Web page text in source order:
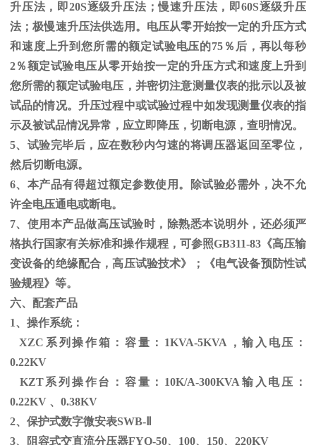
升压法，即20S逐级升压法；慢速升压法，即60S逐级升压
法；极慢速升压法供选用。电压从零开始按一定的升压方式
和速度上升到您所需的额定试验电压的75 ％后，再以每秒
2％额定试验电压从零开始按一定的升压方式和速度上升到
您所需的额定试验电压，并密切注意测量仪表的批示以及被
试品的情况。升压过程中或试验过程中如发现测量仪表的指
示及被试品情况异常，应立即降压，切断电源，查明情况。
5、试验完毕后，应在数秒内匀速的将调压器返回至零位，
然后切断电源。
6、本产品有得超过额定参数使用。除试验必需外，决不允
许全电压通电或断电。
7、使用本产品做高压试验时，除熟悉本说明外，还必须严
格执行国家有关标准和操作规程，可参照GB311-83《高压输
变设备的绝缘配合，高压试验技术》；《电气设备预防性试
验规程》等。
六、配套产品
1、操作系统：
XZC系列操作箱：容量： 1KVA-5KVA ，输入电压：
0.22KV
KZT系列操作台：容量： 10K/A-300KVA 输入电压：
0.22KV 、 0.38KV
2、保护式数字微安表SWB-
3、阻容式交直流分压器FYQ-50、 100、 150、 220KV